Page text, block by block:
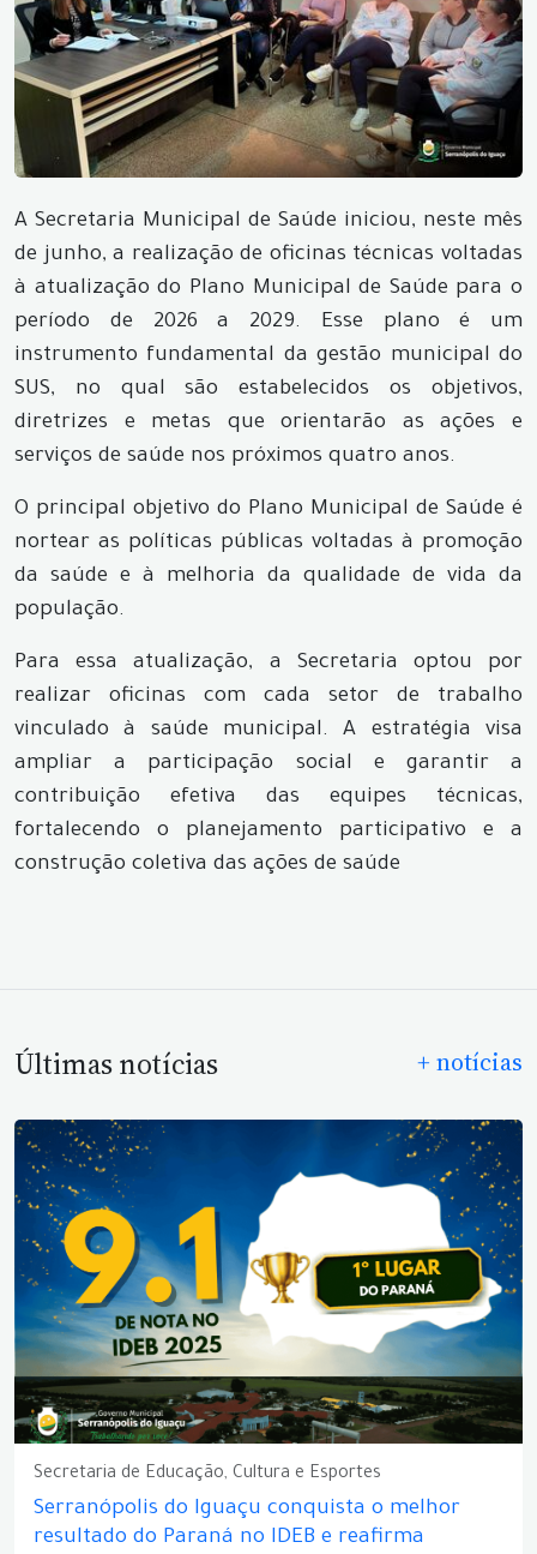
A Secretaria Municipal de Saúde iniciou, neste mês
de junho, a realização de oficinas técnicas voltadas
à atualização do Plano Municipal de Saúde para o
período de 2026 a 2029. Esse plano é um
instrumento fundamental da gestão municipal do
SUS, no qual são estabelecidos os objetivos,
diretrizes e metas que orientarão as ações e
serviços de saúde nos próximos quatro anos.
O principal objetivo do Plano Municipal de Saúde é
nortear as políticas públicas voltadas à promoção
da saúde e à melhoria da qualidade de vida da
população.
Para essa atualização, a Secretaria optou por
realizar oficinas com cada setor de trabalho
vinculado à saúde municipal. A estratégia visa
ampliar a participação social e garantir a
contribuição efetiva das equipes técnicas,
fortalecendo o planejamento participativo e a
construção coletiva das ações de saúde
Últimas notícias + notícias
Secretaria de Educação, Cultura e Esportes
Serranópolis do Iguaçu conquista o melhor
resultado do Paraná no IDEB e reafirma